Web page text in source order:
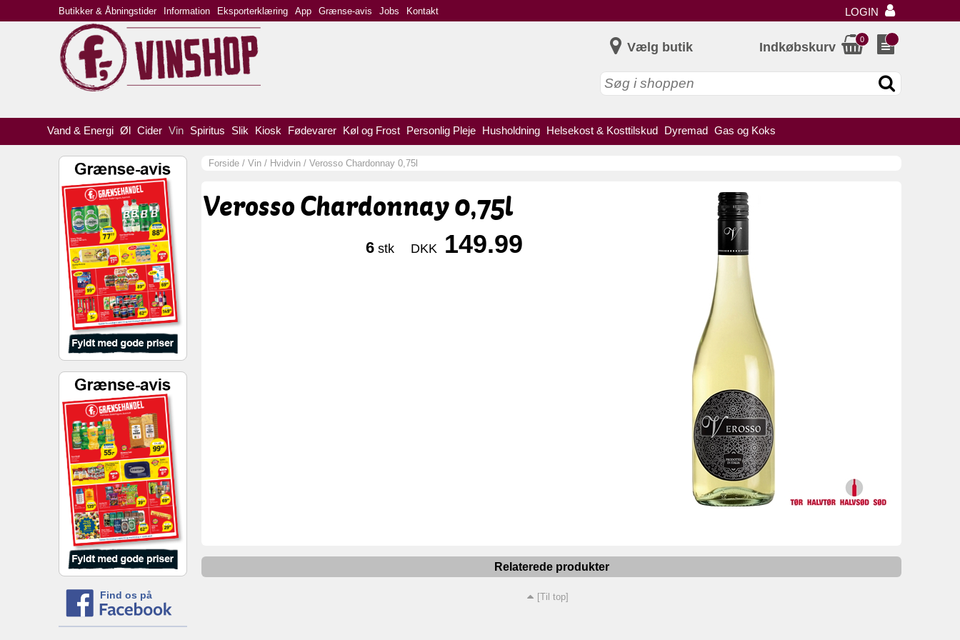
LOGIN
Vælg butik
Vand & Energi Øl Cider Vin Spiritus Slik Kiosk Fødevarer Køl og Frost Personlig Pleje Husholdning Helsekost & Kosttilskud Dyremad Gas og Koks
Indkøbskurv
0
Forside / Vin / Hvidvin / Verosso Chardonnay 0,75l
Verosso Chardonnay 0,75l
6 stk DKK 149.99
Relaterede produkter
[Til top]
Find os på
Butikker & Åbningstider Information Eksporterklæring App Grænse-avis Jobs Kontakt